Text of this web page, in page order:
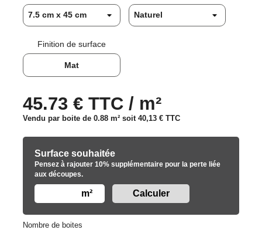
Finition de surface
Mat
45.73 € TTC / m²
Vendu par boite de 0.88 m² soit 40,13 € TTC
Surface souhaitée
Pensez à rajouter 10% supplémentaire pour la perte liée
aux découpes.
m²
Nombre de boites